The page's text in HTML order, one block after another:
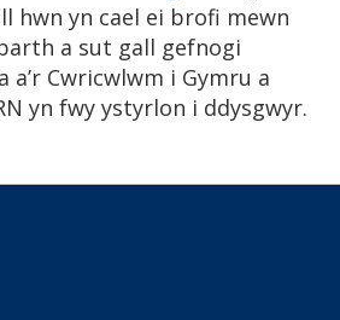
hwn yn cael ei brofi mewn
a sut gall gefnogi
Cwricwlwm i Gymru a
yn fwy ystyrlon i ddysgwyr.